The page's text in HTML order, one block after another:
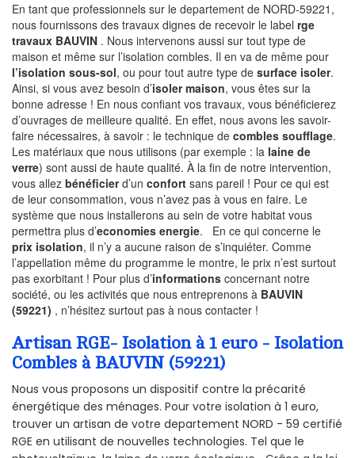
En tant que professionnels sur le departement de NORD-59221,
nous fournissons des travaux dignes de recevoir le label rge
travaux BAUVIN . Nous intervenons aussi sur tout type de
maison et même sur l’isolation combles. Il en va de même pour
l’isolation sous-sol, ou pour tout autre type de surface isoler.
Ainsi, si vous avez besoin d’isoler maison, vous êtes sur la
bonne adresse ! En nous confiant vos travaux, vous bénéficierez
d’ouvrages de meilleure qualité. En effet, nous avons les savoir-
faire nécessaires, à savoir : le technique de combles soufflage.
Les matériaux que nous utilisons (par exemple : la laine de
verre) sont aussi de haute qualité. À la fin de notre intervention,
vous allez bénéficierd’un confort sans pareil ! Pour ce qui est
de leur consommation, vous n’avez pas à vous en faire. Le
système que nous installerons au sein de votre habitat vous
permettra plus d’economies energie. En ce qui concerne le
prix isolation, il n’y a aucune raison de s’inquiéter. Comme
l’appellation même du programme le montre, le prix n’est surtout
pas exorbitant ! Pour plus d’informations concernant notre
société, ou les activités que nous entreprenons à BAUVIN
(59221) , n’hésitez surtout pas à nous contacter !
Artisan RGE- Isolation à 1 euro - Isolation
Combles à BAUVIN (59221)
Nous vous proposons un dispositif contre la précarité
énergétique des ménages. Pour votre isolation à 1 euro,
trouver un artisan de votre departement NORD - 59 certifié
RGE en utilisant de nouvelles technologies. Tel que le